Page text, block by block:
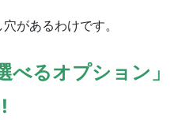
があるわけです。
べるオプション」